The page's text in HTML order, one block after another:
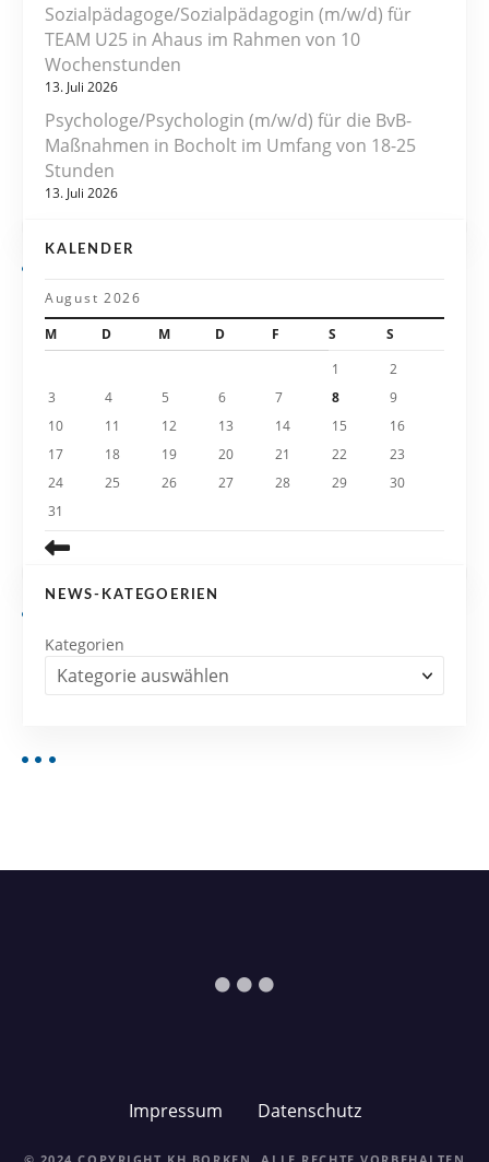
a
Sozialpädagoge/Sozialpädagogin (m/w/d) für
TEAM U25 in Ahaus im Rahmen von 10
Wochenstunden
13. Juli 2026
Psychologe/Psychologin (m/w/d) für die BvB-
Maßnahmen in Bocholt im Umfang von 18-25
Stunden
13. Juli 2026
KALENDER
August 2026
M
D M D F S
S
1
2
3
4 5 6 7 8
9
10
11 12 13 14 15
16
17
18 19 20 21 22
23
24
25 26 27 28 29
30
31
NEWS-KATEGOERIEN
Kategorien
Impressum Datenschutz